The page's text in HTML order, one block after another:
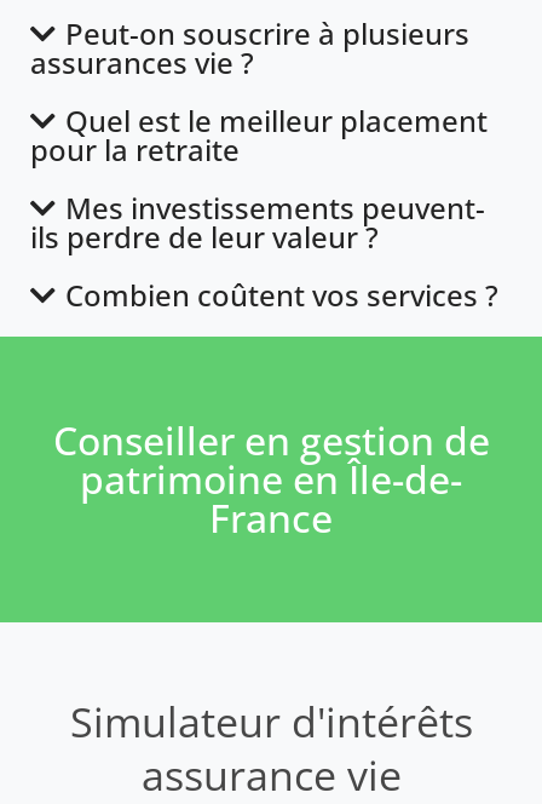
Peut-on souscrire à plusieurs
assurances vie ?
Quel est le meilleur placement
pour la retraite
Mes investissements peuvent-
ils perdre de leur valeur ?
Combien coûtent vos services ?
Conseiller en gestion de
patrimoine en Île-de-
France
Simulateur d'intérêts
assurance vie